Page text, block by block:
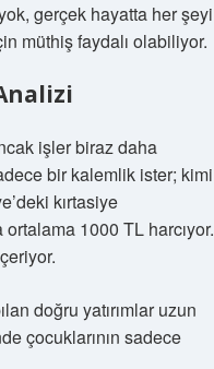
gerçek hayatta her şeyi
müthiş faydalı olabiliyor.
işler biraz daha
bir kalemlik ister; kimi
kırtasiye
1000 TL harcıyor.
doğru yatırımlar uzun
çocuklarının sadece